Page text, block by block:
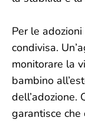
Per le
condivisa.
monitorare la
bambino
dell’adozione.
garantisce